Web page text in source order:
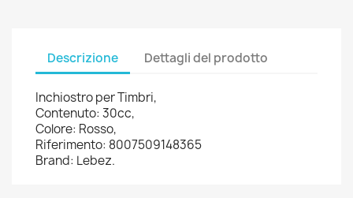
Descrizione Dettagli del prodotto
Inchiostro per Timbri,
Contenuto: 30cc,
Colore: Rosso,
Riferimento: 8007509148365
Brand: Lebez.